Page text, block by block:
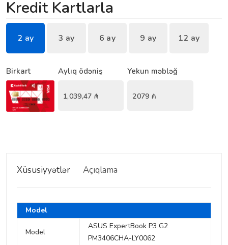
Kredit Kartlarla
2 ay 3 ay 6 ay 9 ay 12 ay
Birkart Aylıq ödəniş
1,039,47 ₼
Yekun məbləğ
2079 ₼
Xüsusiyyətlər Açıqlama
Model
Model
ASUS ExpertBook P3 G2
PM3406CHA-LY0062